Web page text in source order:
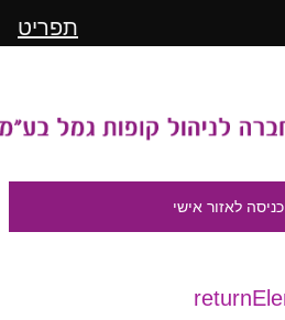
כניסה לאזור אישי
לתוכן
תפריט